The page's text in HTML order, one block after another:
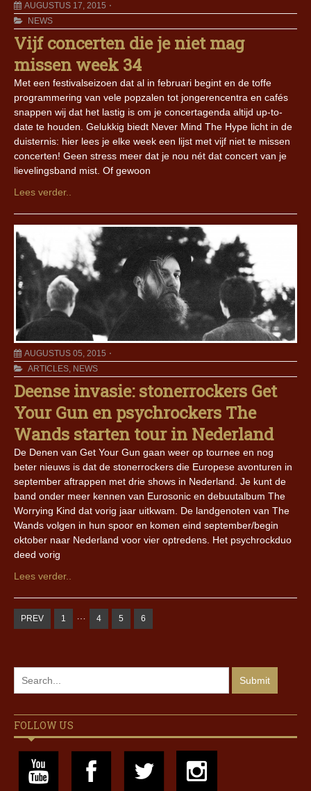
AUGUSTUS 17, 2015
NEWS
Vijf concerten die je niet mag
missen week 34
Met een festivalseizoen dat al in februari begint en de toffe
programmering van vele popzalen tot jongerencentra en cafés
snappen wij dat het lastig is om je concertagenda altijd up-to-
date te houden. Gelukkig biedt Never Mind The Hype licht in de
duisternis: hier lees je elke week een lijst met vijf niet te missen
concerten! Geen stress meer dat je nou nét dat concert van je
lievelingsband mist. Of gewoon
Lees verder..
AUGUSTUS 05, 2015
ARTICLES, NEWS
Deense invasie: stonerrockers Get
Your Gun en psychrockers The
Wands starten tour in Nederland
De Denen van Get Your Gun gaan weer op tournee en nog
beter nieuws is dat de stonerrockers die Europese avonturen in
september aftrappen met drie shows in Nederland. Je kunt de
band onder meer kennen van Eurosonic en debuutalbum The
Worrying Kind dat vorig jaar uitkwam. De landgenoten van The
Wands volgen in hun spoor en komen eind september/begin
oktober naar Nederland voor vier optredens. Het psychrockduo
deed vorig
Lees verder..
PREV 1 … 4 5 6
FOLLOW US